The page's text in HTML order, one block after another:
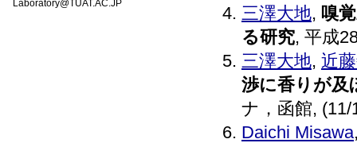
三澤大地, 嗅
る研究, 平成
三澤大地, 近
渉に香りが及
ナ，函館, (11/
Daichi Misawa